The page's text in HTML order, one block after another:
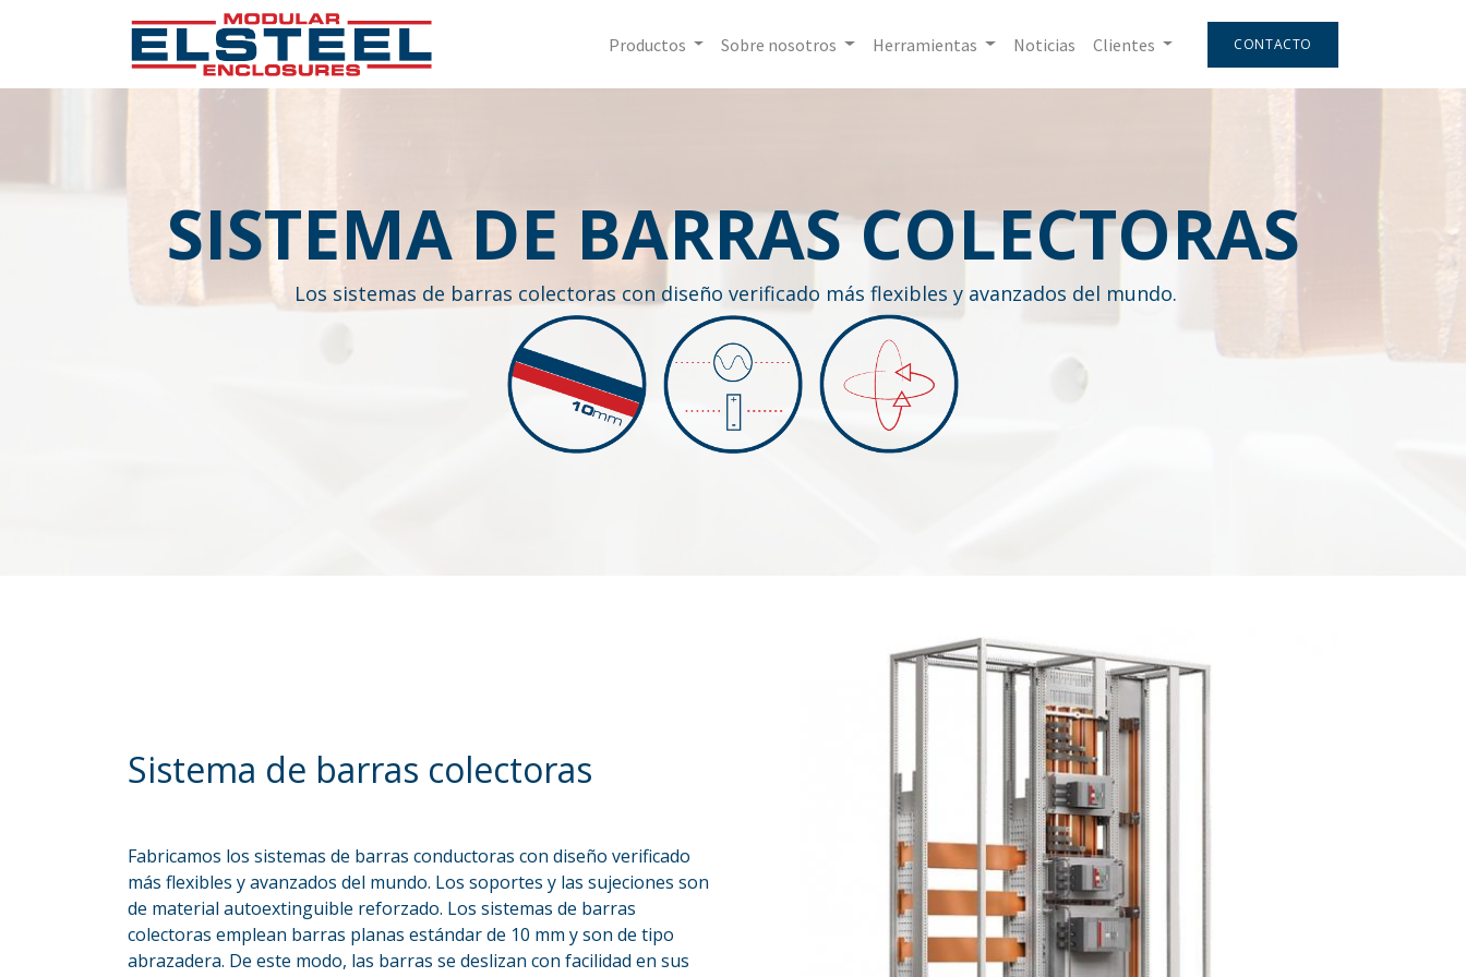
Productos Sobre nosotros Herramientas Noticias Clientes CONTACTO
SISTEMA DE BARRAS COLECTORAS
Los sistemas de barras colectoras con diseño verificado más flexibles y avanzados del mundo.
Sistema de barras colectoras
Fabricamos los sistemas de barras conductoras con diseño verificado
más flexibles y avanzados del mundo. Los soportes y las sujeciones son
de material autoextinguible reforzado. Los sistemas de barras
colectoras emplean barras planas estándar de 10 mm y son de tipo
abrazadera. De este modo, las barras se deslizan con facilidad en sus